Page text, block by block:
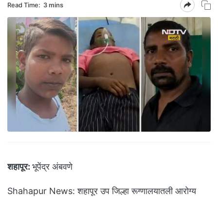
Read Time: 3 mins
शहापूर: भूपेंद्र अंबवणे
Shahapur News: शहापूर उप जिल्हा रूग्णालयातली आरोग्य